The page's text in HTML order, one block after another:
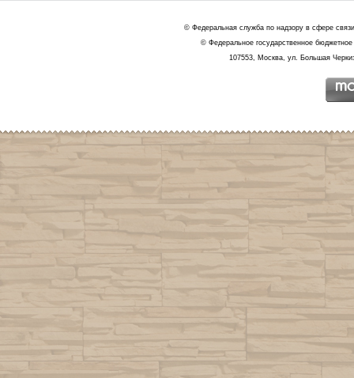
© Федеральная служба по надзору в сфере
© Федеральное государственное
107553, Москва, ул. Большая